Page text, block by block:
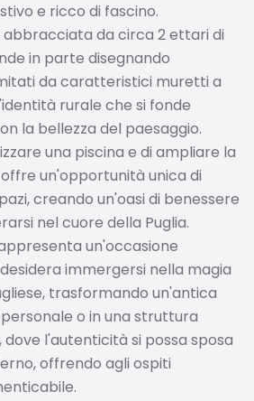
e ricco di fascino.
da circa 2 ettari di
in parte disegnando
da caratteristici muretti a
rurale che si fonde
la bellezza del paesaggio.
una piscina e di ampliare la
un'opportunità unica di
creando un'oasi di benessere
nel cuore della Puglia.
un'occasione
immergersi nella magia
trasformando un'antica
o in una struttura
l'autenticità si possa sposa
offrendo agli ospiti